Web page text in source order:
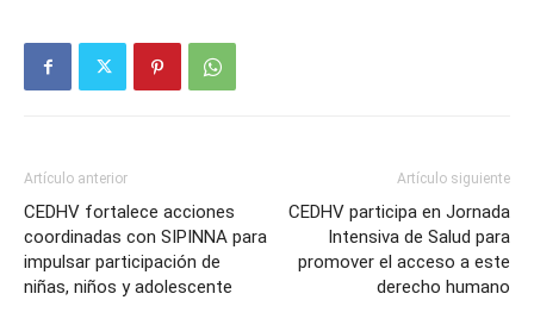
Artículo anterior
CEDHV fortalece acciones
coordinadas con SIPINNA para
impulsar participación de
niñas, niños y adolescente
Artículo siguiente
CEDHV participa en Jornada
Intensiva de Salud para
promover el acceso a este
derecho humano